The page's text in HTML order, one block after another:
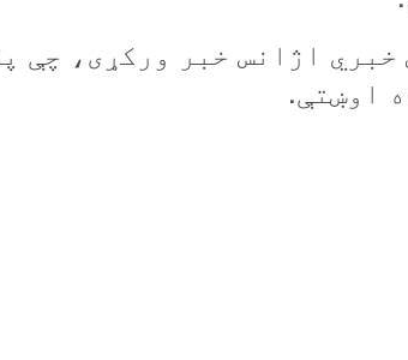
خبري اژانس خبر ورکړی، چې
اوښتې.